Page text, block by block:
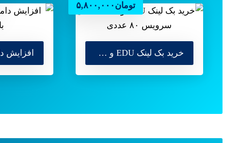
خرید بک لینک EDU و GOV دائمی سرویس ۸۰ عددی
تومان ۵,۸۰۰,۰۰۰